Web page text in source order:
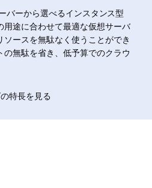
バーから選べるインスタンス型
途に合わせて最適な仮想サーバ
ースを無駄なく使うことができ
無駄を省き、低予算でのクラウ
特長を見る